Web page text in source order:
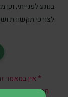
בנוגע לפנייתי,
לצורכי תקשורת
* אין במאמר
מהשקעות ואין